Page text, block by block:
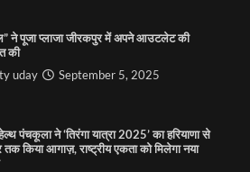
देवशाली
uday
ने पूजा प्लाजा जीरकपुर में अपने आउटलेट की
की
uday September 5, 2025
पंचकूला ने ‘तिरंगा यात्रा 2025’ का हरियाणा से
तक किया आगाज़, राष्ट्रीय एकता को मिलेगा नया